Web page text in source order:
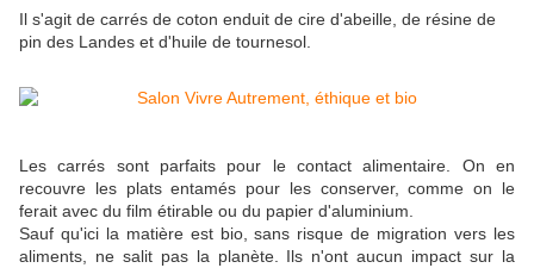
Il s'agit de carrés de coton enduit de cire d'abeille, de résine de
pin des Landes et d'huile de tournesol.
Les carrés sont parfaits pour le contact alimentaire. On en
recouvre les plats entamés pour les conserver, comme on le
ferait avec du film étirable ou du papier d'aluminium.
Sauf qu'ici la matière est bio, sans risque de migration vers les
aliments, ne salit pas la planète. Ils n'ont aucun impact sur la